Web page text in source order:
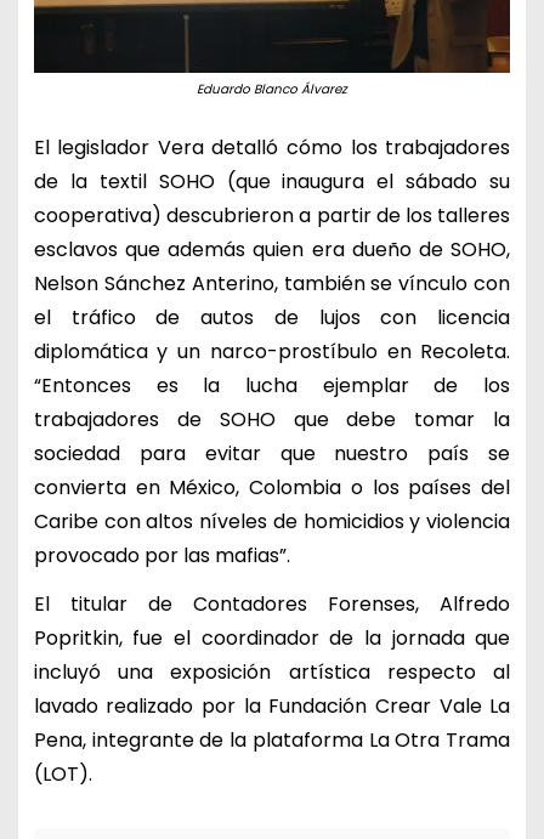
Eduardo Blanco Álvarez
El legislador Vera detalló cómo los trabajadores
de la textil SOHO (que inaugura el sábado su
cooperativa) descubrieron a partir de los talleres
esclavos que además quien era dueño de SOHO,
Nelson Sánchez Anterino, también se vínculo con
el tráfico de autos de lujos con licencia
diplomática y un narco-prostíbulo en Recoleta.
“Entonces es la lucha ejemplar de los
trabajadores de SOHO que debe tomar la
sociedad para evitar que nuestro país se
convierta en México, Colombia o los países del
Caribe con altos níveles de homicidios y violencia
provocado por las mafias”.
El titular de Contadores Forenses, Alfredo
Popritkin, fue el coordinador de la jornada que
incluyó una exposición artística respecto al
lavado realizado por la Fundación Crear Vale La
Pena, integrante de la plataforma La Otra Trama
(LOT).